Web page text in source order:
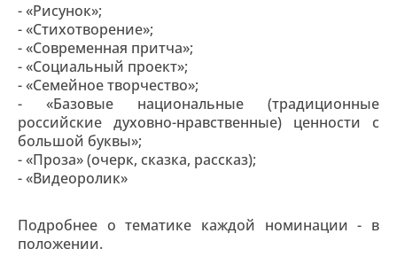
- «Рисунок»;
- «Стихотворение»;
- «Современная притча»;
- «Социальный проект»;
- «Семейное творчество»;
- «Базовые национальные (традиционные
российские духовно-нравственные) ценности с
большой буквы»;
- «Проза» (очерк, сказка, рассказ);
- «Видеоролик»
Подробнее о тематике каждой номинации - в
положении.